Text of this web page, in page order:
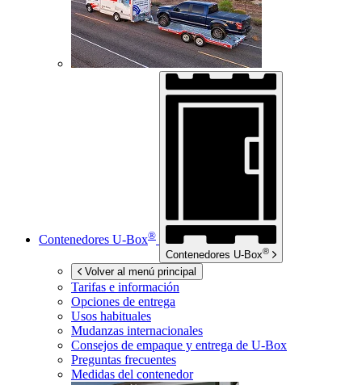
Contenedores U-Box®
Contenedores U-Box®
Volver al menú principal
Tarifas e información
Opciones de entrega
Usos habituales
Mudanzas internacionales
Consejos de empaque y entrega de U-Box
Preguntas frecuentes
Medidas del contenedor